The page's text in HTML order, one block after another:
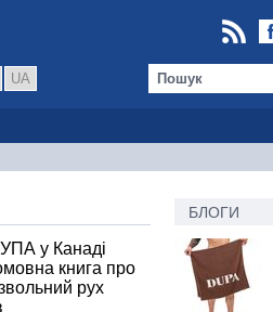
UA
УПА у Канаді
книга про
рух
БЛОГИ